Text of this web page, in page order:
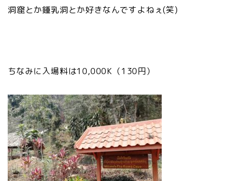
洞窟とか鍾乳洞とか好きなんですよねぇ(笑)
ちなみに入場料は10,000K（130円）